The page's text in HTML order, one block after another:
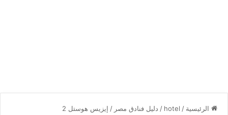
الرئيسية /
hotel
/ دليل فنادق مصر / إيزيس هوستل 2